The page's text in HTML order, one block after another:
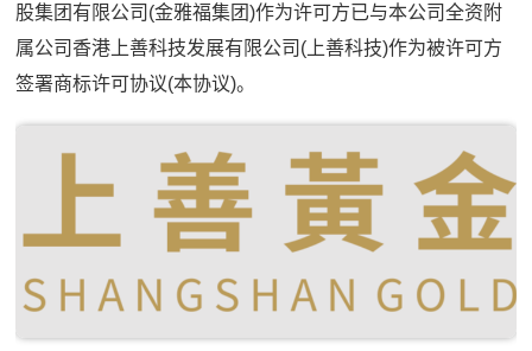
股集团有限公司(金雅福集团)作为许可方已与本公司全资附
属公司香港上善科技发展有限公司(上善科技)作为被许可方
签署商标许可协议(本协议)。